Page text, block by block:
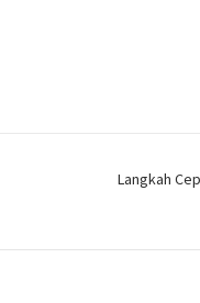
Langkah